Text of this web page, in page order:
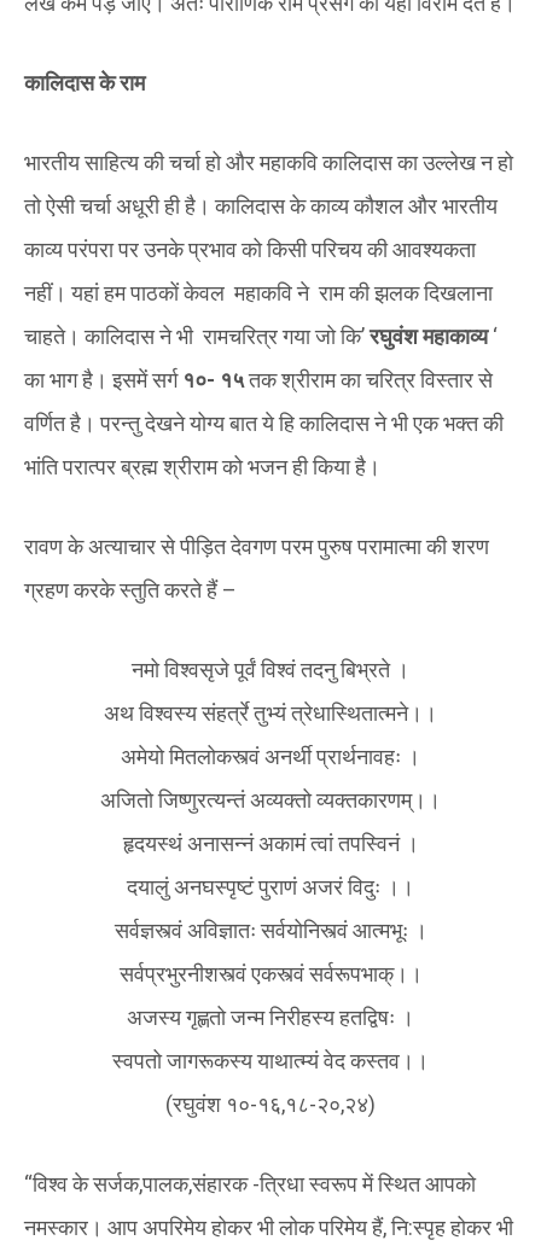
कालिदास के राम
भारतीय साहित्य की चर्चा हो और महाकवि कालिदास का उल्लेख न हो
तो ऐसी चर्चा अधूरी ही है। कालिदास के काव्य कौशल और भारतीय
काव्य परंपरा पर उनके प्रभाव को किसी परिचय की आवश्यकता
नहीं। यहां हम पाठकों केवल महाकवि ने राम की झलक दिखलाना
चाहते। कालिदास ने भी रामचरित्र गया जो कि’रघुवंश महाकाव्य‘
का भाग है। इसमें सर्ग१०- १५तक श्रीराम का चरित्र विस्तार से
वर्णित है। परन्तु देखने योग्य बात ये हि कालिदास ने भी एक भक्त की
भांति परात्पर ब्रह्म श्रीराम को भजन ही किया है।
रावण के अत्याचार से पीड़ित देवगण परम पुरुष परामात्मा की शरण
ग्रहण करके स्तुति करते हैं –
नमो विश्वसृजे पूर्वं विश्वं तदनु बिभ्रते ।
अथ विश्वस्य संहर्त्रे तुभ्यं त्रेधास्थितात्मने।।
अमेयो मितलोकस्त्वं अनर्थी प्रार्थनावहः ।
अजितो जिष्णुरत्यन्तं अव्यक्तो व्यक्तकारणम्।।
हृदयस्थं अनासन्नं अकामं त्वां तपस्विनं ।
दयालुं अनघस्पृष्टं पुराणं अजरं विदुः ।।
सर्वज्ञस्त्वं अविज्ञातः सर्वयोनिस्त्वं आत्मभूः ।
सर्वप्रभुरनीशस्त्वं एकस्त्वं सर्वरूपभाक्।।
अजस्य गृह्णतो जन्म निरीहस्य हतद्विषः ।
स्वपतो जागरूकस्य याथात्म्यं वेद कस्तव।।
(रघुवंश १०-१६,१८-२०,२४)
“विश्व के सर्जक,पालक,संहारक -त्रिधा स्वरूप में स्थित आपको
नमस्कार। आप अपरिमेय होकर भी लोक परिमेय हैं, नि:स्पृह होकर भी